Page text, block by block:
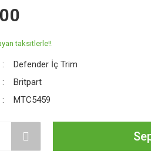
taksitlerle!!
Defender İç Trim
Britpart
MTC5459